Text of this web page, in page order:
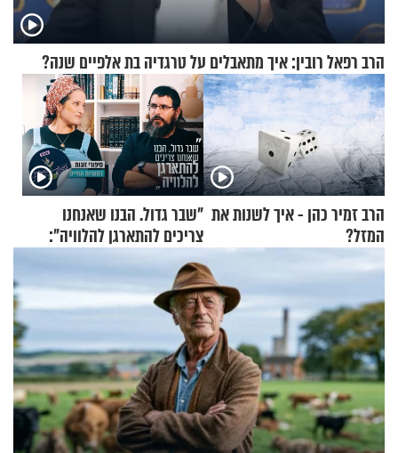
הרב רפאל רובין: איך מתאבלים על טרגדיה בת אלפיים שנה?
הרב זמיר כהן - איך לשנות את
המזל?
"שבר גדול. הבנו שאנחנו
צריכים להתארגן להלוויה":
זוגיות במבחן, הפעם עם מרים
וגד דנינו